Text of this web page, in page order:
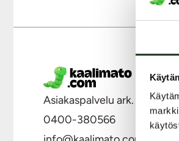
Asiakaspalvelu ark. 8 - 15
0400-380566